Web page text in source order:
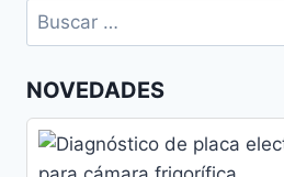
Buscar:
NOVEDADES